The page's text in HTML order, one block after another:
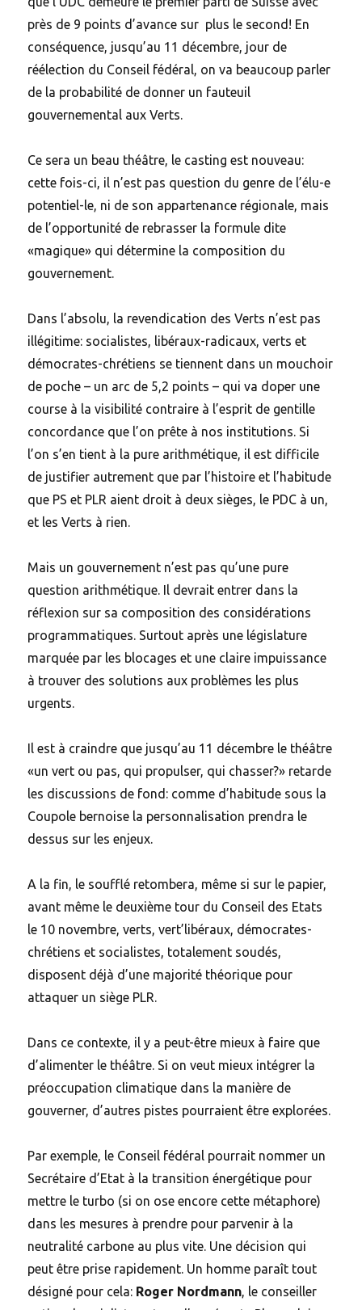
près de 9 points d’avance sur plus le second! En
conséquence, jusqu’au 11 décembre, jour de
réélection du Conseil fédéral, on va beaucoup parler
de la probabilité de donner un fauteuil
gouvernemental aux Verts.
Ce sera un beau théâtre, le casting est nouveau:
cette fois-ci, il n’est pas question du genre de l’élu-e
potentiel-le, ni de son appartenance régionale, mais
de l’opportunité de rebrasser la formule dite
«magique» qui détermine la composition du
gouvernement.
Dans l’absolu, la revendication des Verts n’est pas
illégitime: socialistes, libéraux-radicaux, verts et
démocrates-chrétiens se tiennent dans un mouchoir
de poche – un arc de 5,2 points – qui va doper une
course à la visibilité contraire à l’esprit de gentille
concordance que l’on prête à nos institutions. Si
l’on s’en tient à la pure arithmétique, il est difficile
de justifier autrement que par l’histoire et l’habitude
que PS et PLR aient droit à deux sièges, le PDC à un,
et les Verts à rien.
Mais un gouvernement n’est pas qu’une pure
question arithmétique. Il devrait entrer dans la
réflexion sur sa composition des considérations
programmatiques. Surtout après une législature
marquée par les blocages et une claire impuissance
à trouver des solutions aux problèmes les plus
urgents.
Il est à craindre que jusqu’au 11 décembre le théâtre
«un vert ou pas, qui propulser, qui chasser?» retarde
les discussions de fond: comme d’habitude sous la
Coupole bernoise la personnalisation prendra le
dessus sur les enjeux.
A la fin, le soufflé retombera, même si sur le papier,
avant même le deuxième tour du Conseil des Etats
le 10 novembre, verts, vert’libéraux, démocrates-
chrétiens et socialistes, totalement soudés,
disposent déjà d’une majorité théorique pour
attaquer un siège PLR.
Dans ce contexte, il y a peut-être mieux à faire que
d’alimenter le théâtre. Si on veut mieux intégrer la
préoccupation climatique dans la manière de
gouverner, d’autres pistes pourraient être explorées.
Par exemple, le Conseil fédéral pourrait nommer un
Secrétaire d’Etat à la transition énergétique pour
mettre le turbo (si on ose encore cette métaphore)
dans les mesures à prendre pour parvenir à la
neutralité carbone au plus vite. Une décision qui
peut être prise rapidement. Un homme paraît tout
désigné pour cela: Roger Nordmann, le conseiller